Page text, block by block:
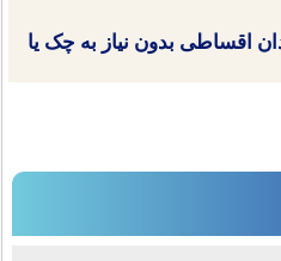
اقساطی بدون نیاز به چک یا